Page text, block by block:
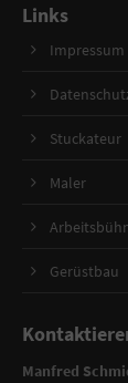
Links
Impressum
Stuckateur
Maler
Gerüstbau
Manfred